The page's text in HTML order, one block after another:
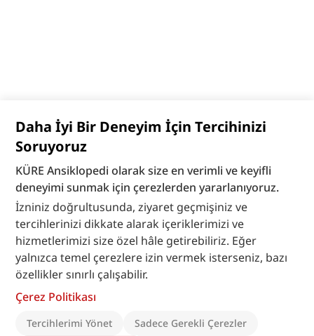
Daha İyi Bir Deneyim İçin Tercihinizi
Soruyoruz
KÜRE Ansiklopedi olarak size en verimli ve keyifli
deneyimi sunmak için çerezlerden yararlanıyoruz.
İzniniz doğrultusunda, ziyaret geçmişiniz ve
tercihlerinizi dikkate alarak içeriklerimizi ve
hizmetlerimizi size özel hâle getirebiliriz. Eğer
yalnızca temel çerezlere izin vermek isterseniz, bazı
özellikler sınırlı çalışabilir.
Çerez Politikası
Tercihlerimi Yönet
Sadece Gerekli Çerezler